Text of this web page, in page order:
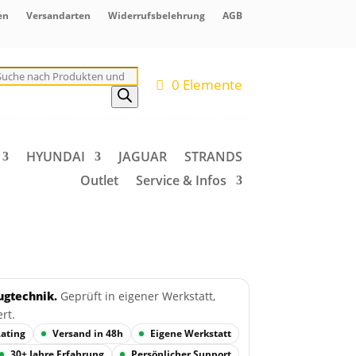
Versandarten Widerrufsbelehrung AGB
0 Elemente
HYUNDAI JAGUAR
STRANDS
Outlet
Service & Infos
Geprüft in eigener Werkstatt,
Versand in 48h
Eigene Werkstatt